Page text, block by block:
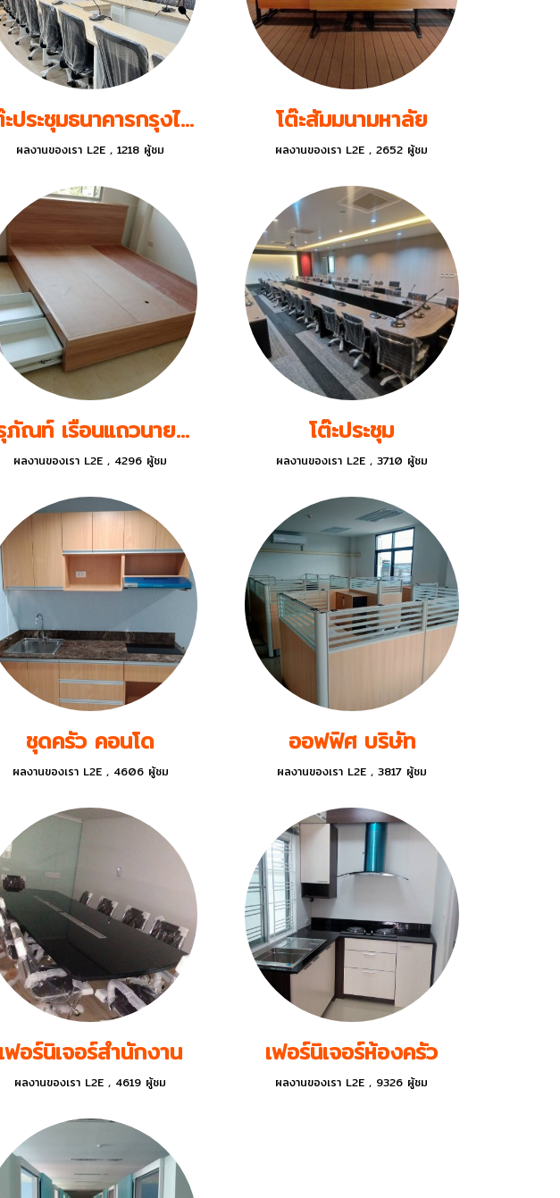
โต๊ะประชุมธนาคารกรุงไทย
ผลงานของเรา L2E ,1218 ผู้ชม
โต๊ะสัมมนามหาลัย
ผลงานของเรา L2E ,2652 ผู้ชม
ครุภัณท์ เรือนแถวนายทหารสัญญาบัตร และนายทหารชั้นประทวน
ผลงานของเรา L2E , 4296 ผู้ชม
โต๊ะประชุม
ผลงานของเรา L2E, 3710 ผู้ชม
ชุดครัว คอนโด
ผลงานของเรา L2E, 4606 ผู้ชม
ออฟฟิศ บริษัท
ผลงานของเรา L2E, 3817 ผู้ชม
เฟอร์นิเจอร์สำนักงาน
ผลงานของเรา L2E , 4619 ผู้ชม
เฟอร์นิเจอร์ห้องครัว
ผลงานของเรา L2E , 9326 ผู้ชม